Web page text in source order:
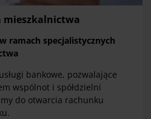
mieszkalnictwa
ramach specjalistycznych
bankowe, pozwalające
wspólnot i spółdzielni
do otwarcia rachunku